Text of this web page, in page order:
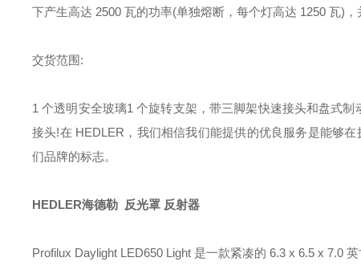
下产生高达 2500 瓦的功率(单独熔断，每个灯高达 1250 瓦)，
交货范围:
1 个透明安全玻璃1 个旋转支架，带三脚架快速接头和盘式
接头!在 HEDLER，我们相信我们能提供的优良服务是能够
们品牌的标志。
HEDLER海德勒 反光罩 反射器
Profilux Daylight LED650 Light 是一款紧凑的 6.3 x 6.5 x 7.0